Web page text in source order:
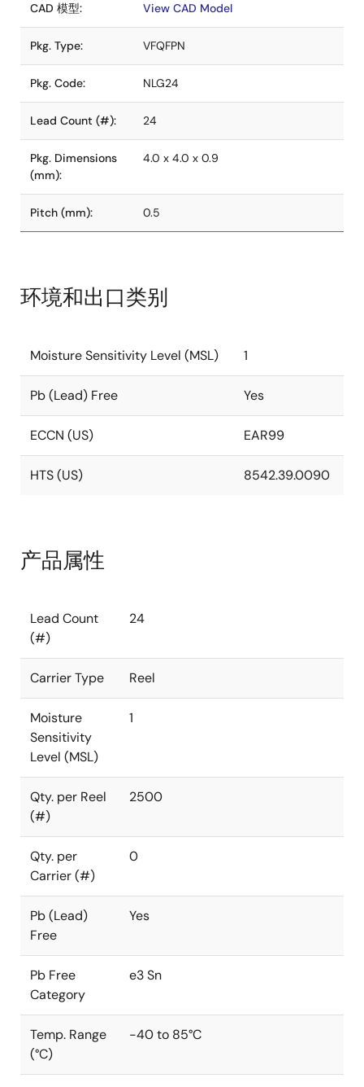
CAD 模型: View CAD Model
Pkg. Type: VFQFPN
Pkg. Code: NLG24
Lead Count (#): 24
Pkg. Dimensions
(mm):
4.0 x 4.0 x 0.9
Pitch (mm): 0.5
环境和出口类别
Moisture Sensitivity Level (MSL) 1
Pb (Lead) Free Yes
ECCN (US) EAR99
HTS (US) 8542.39.0090
产品属性
Lead Count
(#)
24
Carrier Type Reel
Moisture
Sensitivity
Level (MSL)
1
Qty. per Reel
(#)
2500
Qty. per
Carrier (#)
0
Pb (Lead)
Free
Yes
Pb Free
Category
e3 Sn
Temp. Range
(°C)
-40 to 85°C